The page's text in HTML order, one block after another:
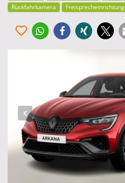
Rückfahrkamera
Freisprecheinrichtung